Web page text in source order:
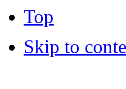
Top
Skip to